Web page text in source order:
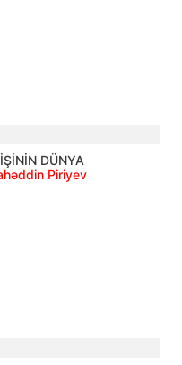
DÜNYA
Piriyev